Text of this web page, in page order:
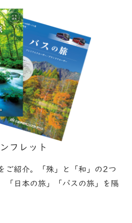
フレット
ご紹介。「殊」と「和」の2つ
「日本の旅」「バスの旅」を隔